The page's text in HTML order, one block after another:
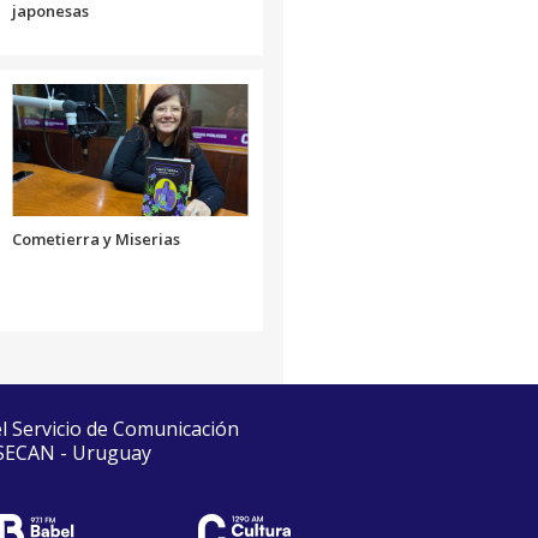
japonesas
Cometierra y Miserias
de Comunicación
- Uruguay